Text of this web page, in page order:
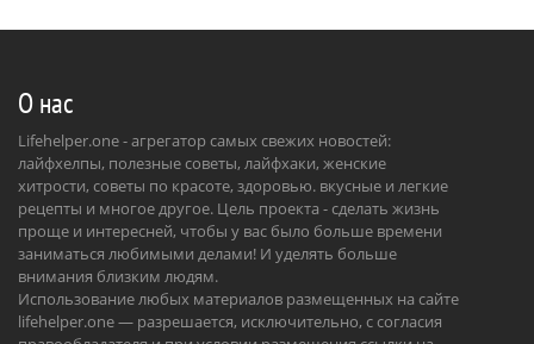
О нас
Lifehelper.one - агрегатор самых свежих новостей:
лайфхелпы, полезные советы, лайфхаки, женские
хитрости, советы по красоте, здоровью. вкусные и легкие
рецепты и многое другое. Цель проекта - сделать жизнь
проще и интересней, чтобы у вас было больше времени
заниматься любимыми делами! И уделять больше
внимания близким людям.
Использование любых материалов размещенных на сайте
lifehelper.one — разрешается, исключительно, с согласия